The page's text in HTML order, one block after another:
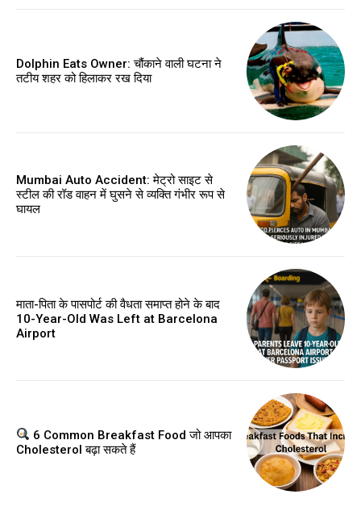
Dolphin Eats Owner: चौंकाने वाली घटना ने
तटीय शहर को हिलाकर रख दिया
Mumbai Auto Accident: मेट्रो साइट से
स्टील की रॉड वाहन में घुसने से व्यक्ति गंभीर रूप से
घायल
माता-पिता के पासपोर्ट की वैधता समाप्त होने के बाद
10-Year-Old Was Left at Barcelona
Airport
6 Common Breakfast Food जो आपका
Cholesterol बढ़ा सकते हैं